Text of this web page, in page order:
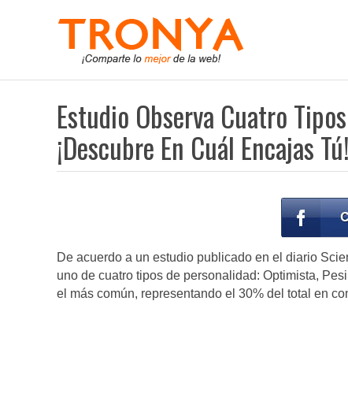
Estudio Observa Cuatro
¡Descubre En Cuál Encajas Tú!
De acuerdo a un estudio publicado en el diario
uno de cuatro tipos de personalidad: Optimista,
el más común, representando el 30% del total en